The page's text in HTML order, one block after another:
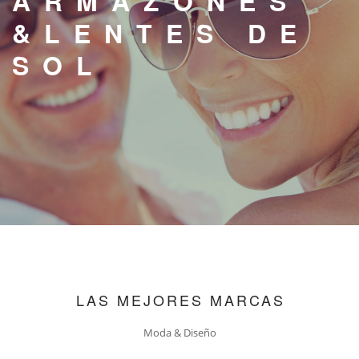
SUCURSALES
CONTACTO
&LENTES DE
SOL
LAS MEJORES MARCAS
Moda & Diseño